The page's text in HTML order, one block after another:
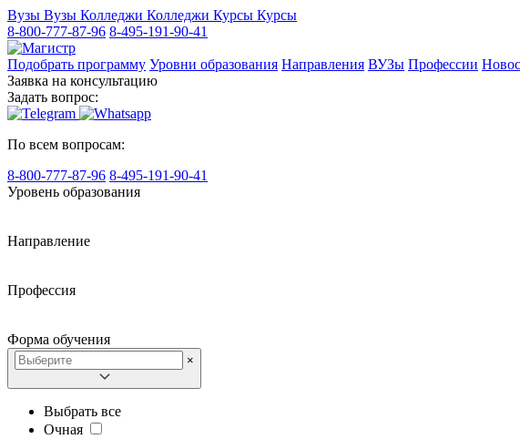
Вузы Вузы Колледжи Колледжи Курсы Курсы
8-800-777-87-96 8-495-191-90-41
Подобрать программу Уровни образования Направления ВУЗы Профессии
Заявка на консультацию
Задать вопрос:
По всем вопросам:
8-800-777-87-96 8-495-191-90-41
Уровень образования
Направление
Профессия
Форма обучения
×
Выбрать все
Очная